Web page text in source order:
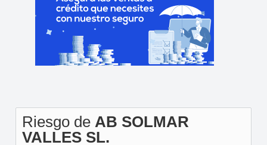
Riesgo de AB SOLMAR
VALLES SL.